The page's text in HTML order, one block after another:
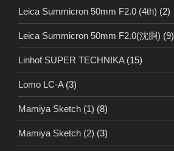
Leica Summicron 50mm F2.0 (4th) (2)
Leica Summicron 50mm F2.0(沈胴) (9)
Linhof SUPER TECHNIKA(15)
Lomo LC-A(3)
Mamiya Sketch (1) (8)
Mamiya Sketch (2) (3)